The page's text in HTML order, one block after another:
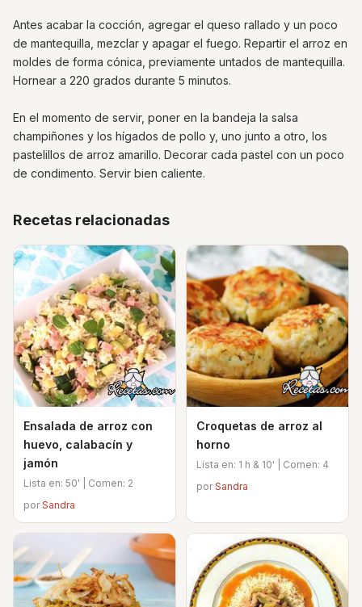
Antes acabar la cocción, agregar el queso rallado y un poco
de mantequilla, mezclar y apagar el fuego. Repartir el arroz en
moldes de forma cónica, previamente untados de mantequilla.
Hornear a 220 grados durante 5 minutos.
En el momento de servir, poner en la bandeja la salsa
champiñones y los hígados de pollo y, uno junto a otro, los
pastelillos de arroz amarillo. Decorar cada pastel con un poco
de condimento. Servir bien caliente.
Recetas relacionadas
Ensalada de arroz con
huevo, calabacín y
jamón
Lista en: 50' | Comen: 2
porSandra
Croquetas de arroz al
horno
Lista en: 1 h & 10' | Comen: 4
porSandra